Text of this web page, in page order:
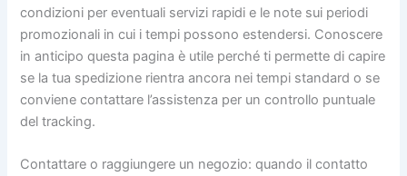
condizioni per eventuali servizi rapidi e le note sui periodi
promozionali in cui i tempi possono estendersi. Conoscere
in anticipo questa pagina è utile perché ti permette di capire
se la tua spedizione rientra ancora nei tempi standard o se
conviene contattare l’assistenza per un controllo puntuale
del tracking.
Contattare o raggiungere un negozio: quando il contatto